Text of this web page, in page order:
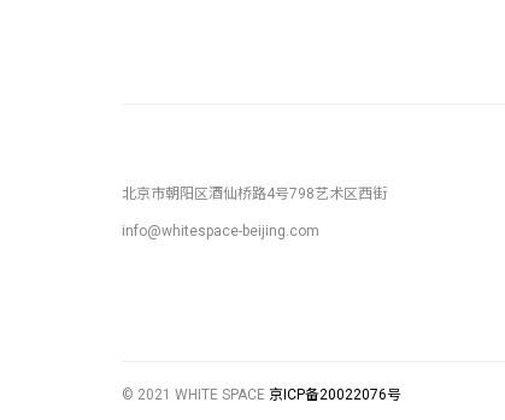
北京市朝阳区酒仙桥路4号798艺术区西街
info@whitespace-beijing.com
© 2021 WHITE SPACE 京ICP备20022076号